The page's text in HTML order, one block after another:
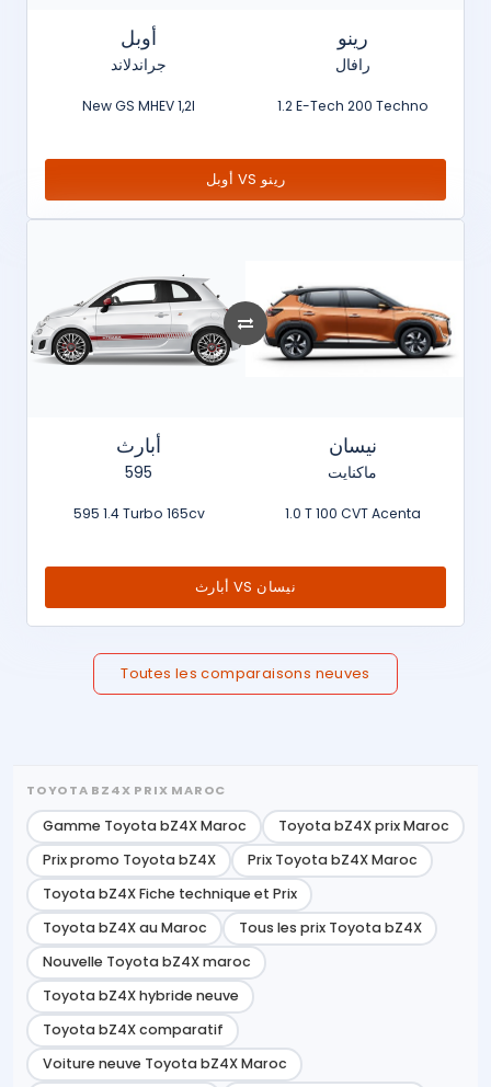
أوبل
جراندلاند
New GS MHEV 1,2l
رينو
رافال
1.2 E-Tech 200 Techno
أوبل VS رينو
أبارث
595
595 1.4 Turbo 165cv
نيسان
ماكنايت
1.0 T 100 CVT Acenta
أبارث VS نيسان
Toutes les comparaisons neuves
TOYOTA BZ4X PRIX MAROC
Gamme Toyota bZ4X Maroc
Toyota bZ4X prix Maroc
Prix promo Toyota bZ4X
Prix Toyota bZ4X Maroc
Toyota bZ4X Fiche technique et Prix
Toyota bZ4X au Maroc
Tous les prix Toyota bZ4X
Nouvelle Toyota bZ4X maroc
Toyota bZ4X hybride neuve
Toyota bZ4X comparatif
Voiture neuve Toyota bZ4X Maroc